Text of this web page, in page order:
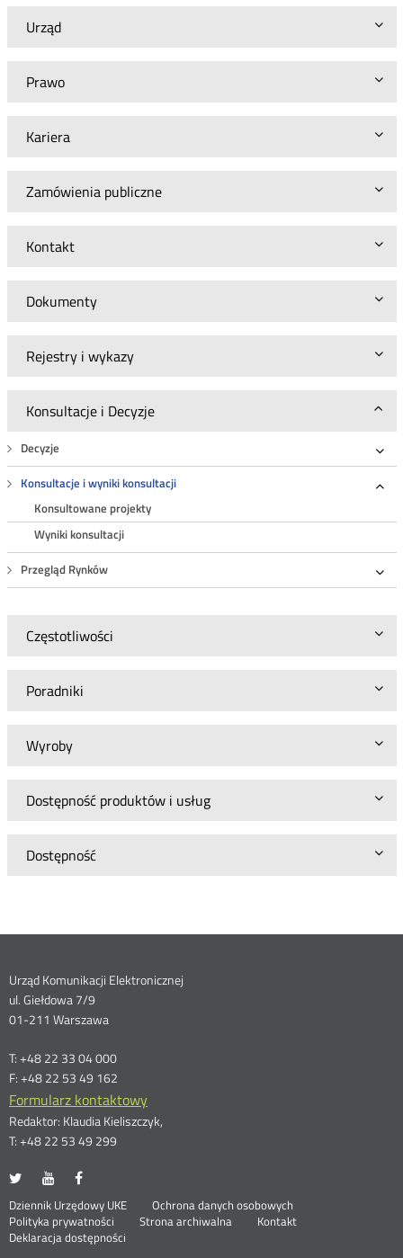
Urząd
Prawo
Kariera
Zamówienia publiczne
Kontakt
Dokumenty
Rejestry i wykazy
Konsultacje i Decyzje
Decyzje
Konsultacje i wyniki konsultacji
Konsultowane projekty
Wyniki konsultacji
Przegląd Rynków
Częstotliwości
Poradniki
Wyroby
Dostępność produktów i usług
Dostępność
Dane
kontaktowe
Urząd Komunikacji Elektronicznej
ul. Giełdowa 7/9
01-211 Warszawa
T: +48 22 33 04 000
F: +48 22 53 49 162
Formularz kontaktowy
Redaktor: Klaudia Kieliszczyk,
T: +48 22 53 49 299
UKE
portalu
Twitter
Otwórz
nowym
oknie
UKE
portalu
Youtube
Otwórz
nowym
oknie
portalu
Facebook
nowym
oknie
Stopka
Dziennik Urzędowy UKE Otwórz
Ochrona danych osobowych
Polityka prywatności
Otwórz
w
Strona archiwalna
Kontakt
Deklaracja dostępności